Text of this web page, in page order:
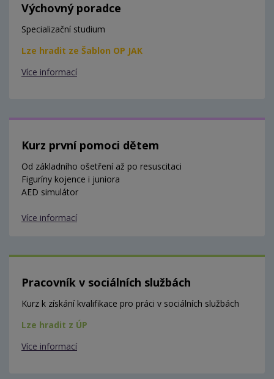
Výchovný poradce
Specializační studium
Lze hradit ze Šablon OP JAK
Více informací
Kurz první pomoci dětem
Od základního ošetření až po resuscitaci
Figuríny kojence i juniora
AED simulátor
Více informací
Pracovník v sociálních službách
Kurz k získání kvalifikace pro práci v sociálních službách
Lze hradit z ÚP
Více informací